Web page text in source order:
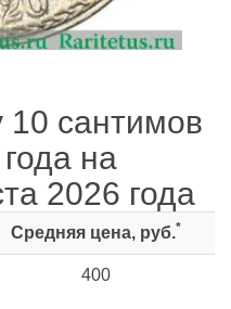
сантимов
на
2026 года
Средняя цена, руб.*
400